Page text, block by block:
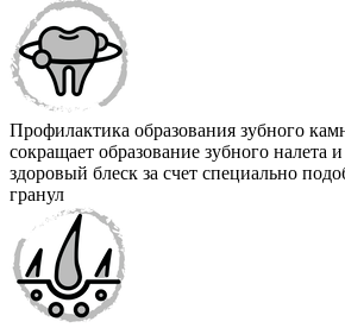
Профилактика образования зубного
сокращает образование зубного налета
здоровый блеск за счет специально
гранул